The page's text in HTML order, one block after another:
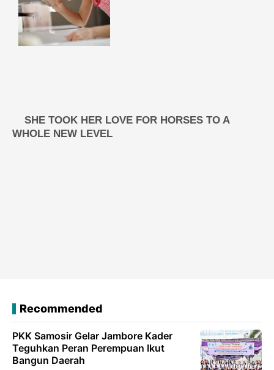
Recommended
PKK Samosir Gelar Jambore Kader
Teguhkan Peran Perempuan Ikut
Bangun Daerah